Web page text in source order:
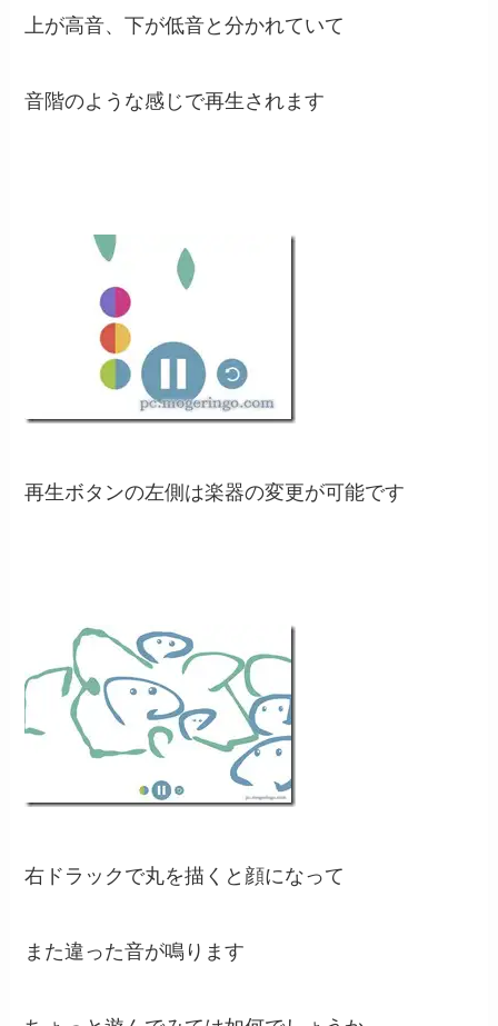
上が高音、下が低音と分かれていて
音階のような感じで再生されます
再生ボタンの左側は楽器の変更が可能です
右ドラックで丸を描くと顔になって
また違った音が鳴ります